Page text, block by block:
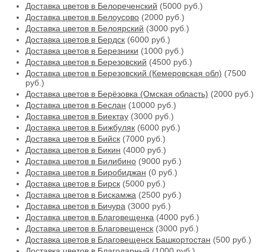
Доставка цветов в Белореченский (5000 руб.)
Доставка цветов в Белоусово (2000 руб.)
Доставка цветов в Белоярский (3000 руб.)
Доставка цветов в Бердск (6000 руб.)
Доставка цветов в Березники (1000 руб.)
Доставка цветов в Березовский (4500 руб.)
Доставка цветов в Березовский (Кемеровская обл) (7500
руб.)
Доставка цветов в Берёзовка (Омская область) (2000 руб.)
Доставка цветов в Беслан (10000 руб.)
Доставка цветов в Биектау (3000 руб.)
Доставка цветов в Бижбуляк (6000 руб.)
Доставка цветов в Бийск (7000 руб.)
Доставка цветов в Бикин (4000 руб.)
Доставка цветов в Билибино (9000 руб.)
Доставка цветов в Биробиджан (0 руб.)
Доставка цветов в Бирск (5000 руб.)
Доставка цветов в Бискамжа (2500 руб.)
Доставка цветов в Бичура (3000 руб.)
Доставка цветов в Благовещенка (4000 руб.)
Доставка цветов в Благовещенск (3000 руб.)
Доставка цветов в Благовещенск Башкортостан (500 руб.)